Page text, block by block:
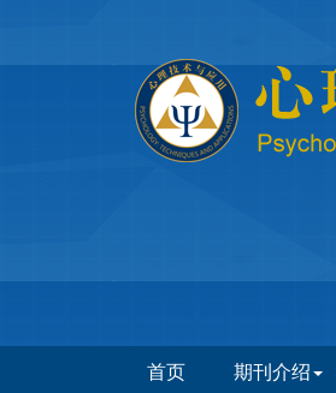
首页 期刊介绍